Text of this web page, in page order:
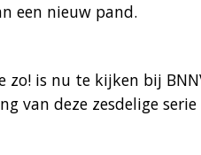
een nieuw pand.
zo! is nu te kijken bij
van deze zesdelige